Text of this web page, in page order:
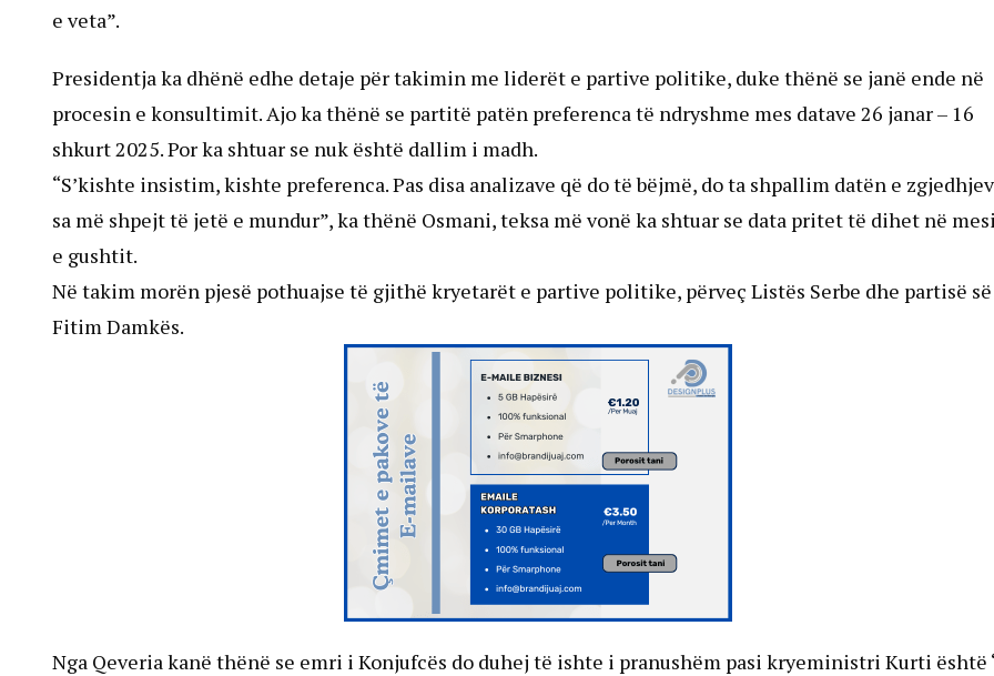
e veta”.
Presidentja ka dhënë edhe detaje për takimin me liderët e partive politike, duke thënë se janë ende në
procesin e konsultimit. Ajo ka thënë se partitë patën preferenca të ndryshme mes datave 26 janar – 16
shkurt 2025. Por ka shtuar se nuk është dallim i madh.
“S’kishte insistim, kishte preferenca. Pas disa analizave që do të bëjmë, do ta shpallim datën e
sa më shpejt të jetë e mundur”, ka thënë Osmani, teksa më vonë ka shtuar se data pritet të dihet në
e gushtit.
Në takim morën pjesë pothuajse të gjithë kryetarët e partive politike, përveç Listës Serbe dhe partisë së
Fitim Damkës.
Nga Qeveria kanë thënë se emri i Konjufcës do duhej të ishte i pranushëm pasi kryeministri Kurti është